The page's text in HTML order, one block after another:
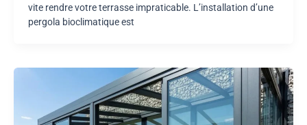
vite rendre votre terrasse impraticable. L’installation d’une
pergola bioclimatique est